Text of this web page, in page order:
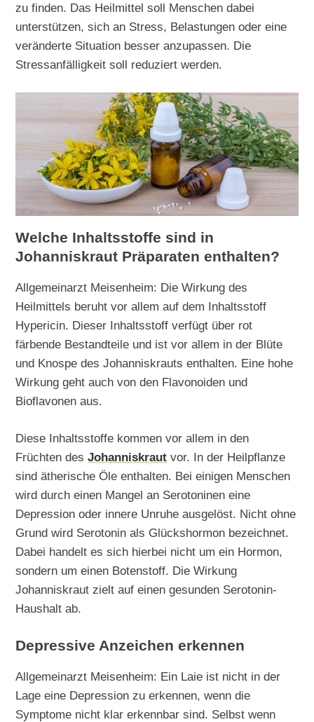
zu finden. Das Heilmittel soll Menschen dabei
unterstützen, sich an Stress, Belastungen oder eine
veränderte Situation besser anzupassen. Die
Stressanfälligkeit soll reduziert werden.
Welche Inhaltsstoffe sind in
Johanniskraut Präparaten enthalten?
Allgemeinarzt Meisenheim: Die Wirkung des
Heilmittels beruht vor allem auf dem Inhaltsstoff
Hypericin. Dieser Inhaltsstoff verfügt über rot
färbende Bestandteile und ist vor allem in der Blüte
und Knospe des Johanniskrauts enthalten. Eine hohe
Wirkung geht auch von den Flavonoiden und
Bioflavonen aus.
Diese Inhaltsstoffe kommen vor allem in den
Früchten desJohanniskraut vor. In der Heilpflanze
sind ätherische Öle enthalten. Bei einigen Menschen
wird durch einen Mangel an Serotoninen eine
Depression oder innere Unruhe ausgelöst. Nicht ohne
Grund wird Serotonin als Glückshormon bezeichnet.
Dabei handelt es sich hierbei nicht um ein Hormon,
sondern um einen Botenstoff. Die Wirkung
Johanniskraut zielt auf einen gesunden Serotonin-
Haushalt ab.
Depressive Anzeichen erkennen
Allgemeinarzt Meisenheim: Ein Laie ist nicht in der
Lage eine Depression zu erkennen, wenn die
Symptome nicht klar erkennbar sind. Selbst wenn